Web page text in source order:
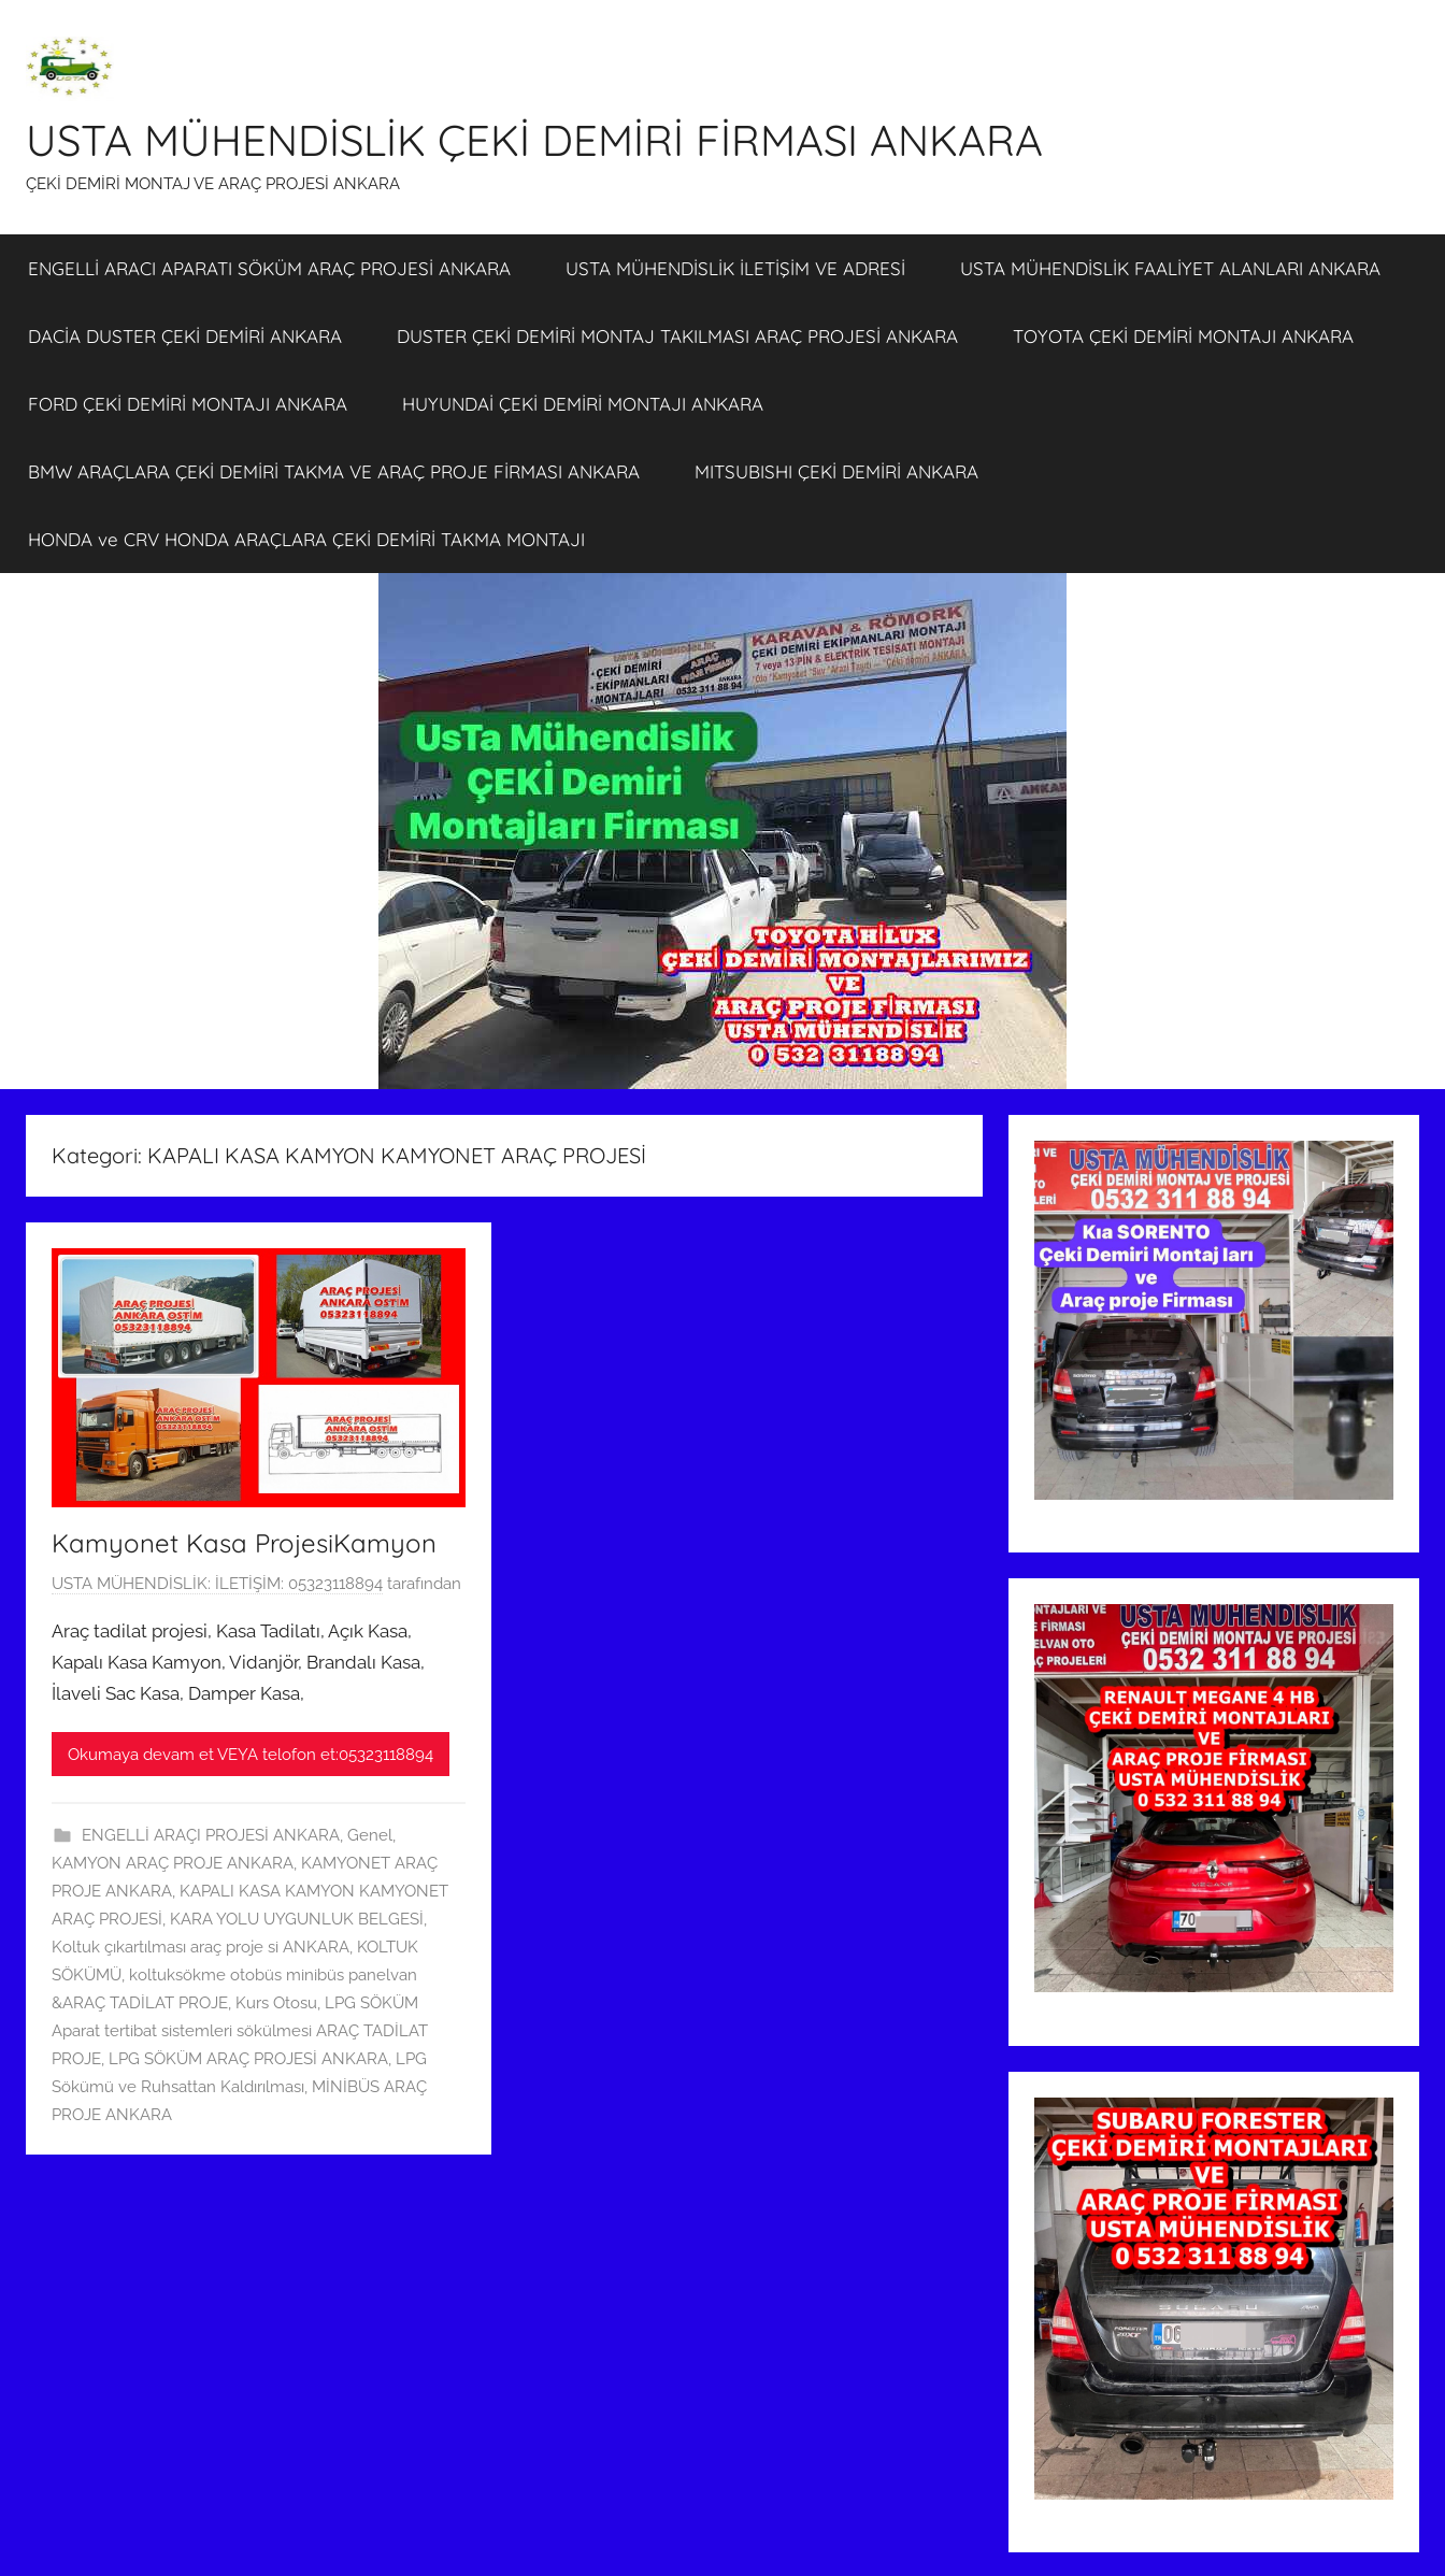
USTA MÜHENDİSLİK ÇEKİ DEMİRİ FİRMASI ANKARA
ÇEKİ DEMİRİ MONTAJ VE ARAÇ PROJESİ ANKARA
ENGELLİ ARACI APARATI SÖKÜM ARAÇ PROJESİ ANKARA USTA MÜHENDİSLİK İLETİŞİM VE ADRESİ USTA MÜHENDİSLİK FAALİYET ALANLARI ANKARA
DACİA DUSTER ÇEKİ DEMİRİ ANKARA DUSTER ÇEKİ DEMİRİ MONTAJ TAKILMASI ARAÇ PROJESİ ANKARA TOYOTA ÇEKİ DEMİRİ MONTAJI ANKARA
FORD ÇEKİ DEMİRİ MONTAJI ANKARA HUYUNDAİ ÇEKİ DEMİRİ MONTAJI ANKARA
BMW ARAÇLARA ÇEKİ DEMİRİ TAKMA VE ARAÇ PROJE FİRMASI ANKARA MITSUBISHI ÇEKİ DEMİRİ ANKARA
HONDA ve CRV HONDA ARAÇLARA ÇEKİ DEMİRİ TAKMA MONTAJI
Kategori: KAPALI KASA KAMYON KAMYONET ARAÇ PROJESİ
Kamyonet Kasa ProjesiKamyon
5
a
s
ı
0
9
t
a
r
i
h
i
n
d
e
g
USTA MÜHENDİSLİK: İLETİŞİM: 05323118894 tarafından
Araç tadilat projesi, Kasa Tadilatı, Açık Kasa,
Kapalı Kasa Kamyon, Vidanjör, Brandalı Kasa,
İlaveli Sac Kasa, Damper Kasa,
Okumaya devam et VEYA telofon et:05323118894
ENGELLİ ARAÇI PROJESİ ANKARA, Genel,
KAMYON ARAÇ PROJE ANKARA, KAMYONET ARAÇ
PROJE ANKARA, KAPALI KASA KAMYON KAMYONET
ARAÇ PROJESİ, KARA YOLU UYGUNLUK BELGESİ,
Koltuk çıkartılması araç proje si ANKARA, KOLTUK
SÖKÜMÜ, koltuksökme otobüs minibüs panelvan
&ARAÇ TADİLAT PROJE, Kurs Otosu, LPG SÖKÜM
Aparat tertibat sistemleri sökülmesi ARAÇ TADİLAT
PROJE, LPG SÖKÜM ARAÇ PROJESİ ANKARA, LPG
Sökümü ve Ruhsattan Kaldırılması, MİNİBÜS ARAÇ
PROJE ANKARA